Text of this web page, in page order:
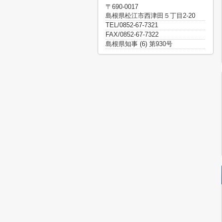
〒690-0017
島根県松江市西津田５丁目2-20
TEL/0852-67-7321
FAX/0852-67-7322
島根県知事 (6) 第930号